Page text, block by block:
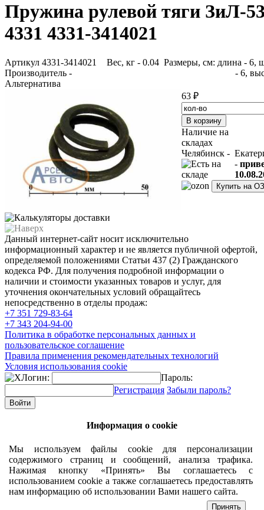
Пружина рулевой тяги ЗиЛ-
4331 4331-3414021
Артикул 4331-3414021
Производитель -
Альтернатива
Вес, кг - 0.04 Размеры, см: длина - 6,
- 6,
63 ₽
Наличие на
складах
Челябинск -
-
Купить на
Данный интернет-сайт носит исключительно
информационный характер и не является публичной офертой,
определяемой положениями Статьи 437 (2) Гражданского
кодекса РФ. Для получения подробной информации о
наличии и стоимости указанных товаров и услуг, для
уточнения окончательных условий обращайтесь
непосредственно в отделы продаж:
+7 351 729-83-64
+7 343 204-94-00
Политика в обработке персональных данных и
пользовательское соглашение
Правила применения рекомендательных технологий
Условия использования cookie
Логин:
Пароль:
Регистрация Забыли пароль?
Информация о cookie
Мы используем файлы cookie для персонализации
содержимого страниц и сообщений, анализа трафика.
Нажимая кнопку «Принять» Вы соглашаетесь с
использованием cookie а также соглашаетесь предоставлять
нам информацию об использовании Вами нашего сайта.
Принять